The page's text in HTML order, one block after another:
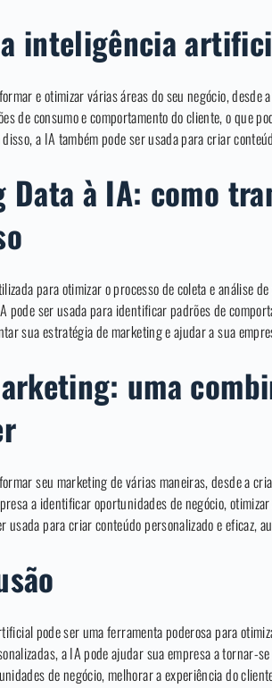
inteligência
e otimizar várias áreas do seu negócio, desde
de consumo e comportamento do cliente, o que
a IA também pode ser usada para criar
Data à IA: como
para otimizar o processo de coleta e análise
pode ser usada para identificar padrões de
sua estratégia de marketing e ajudar a sua
uma
seu marketing de várias maneiras, desde a
a identificar oportunidades de negócio,
usada para criar conteúdo personalizado e eficaz,
pode ser uma ferramenta poderosa para
a IA pode ajudar sua empresa a
de negócio, melhorar a experiência do